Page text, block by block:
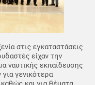
στις εγκαταστάσεις
είχαν την
ναυτικής εκπαίδευσης
γενικότερα